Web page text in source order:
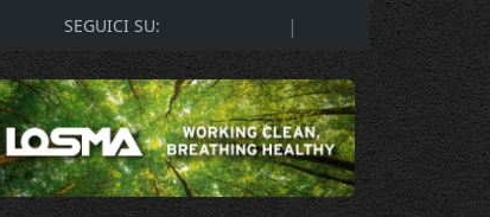
SEGUICI SU: |